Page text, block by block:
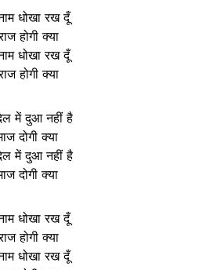
धोखा रख दूँ
होगी क्या
धोखा रख दूँ
होगी क्या
में दुआ नहीं है
दोगी क्या
में दुआ नहीं है
दोगी क्या
धोखा रख दूँ
होगी क्या
धोखा रख दूँ